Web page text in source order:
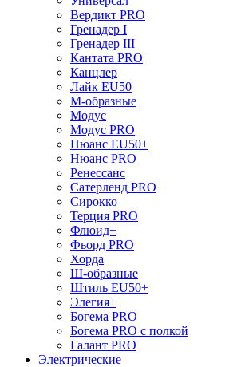
Вердикт PRO
Гренадер I
Гренадер III
Кантата PRO
Канцлер
Лайк EU50
М-образные
Модус
Модус PRO
Нюанс EU50+
Нюанс PRO
Ренессанс
Сатерленд PRO
Сирокко
Терция PRO
Флюид+
Фьорд PRO
Хорда
Ш-образные
Штиль EU50+
Элегия+
Богема PRO
Богема PRO с полкой
Галант PRO
Электрические